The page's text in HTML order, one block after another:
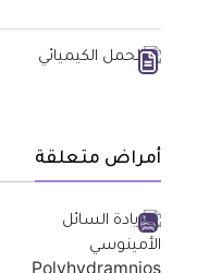
أمراض متعلقة